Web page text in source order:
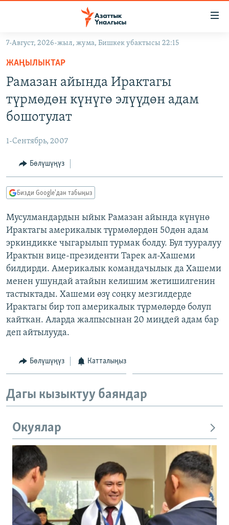
Навигацияга
өтүңүз
Издөөгө
салыңыз
МАДАНИЯТ
УКРАИНА
ТВ ПРОГРАММАЛАР
БҮГҮН АЗАТТЫКТА
ДАНИСТЕ
АЗАТТЫК+
ЫҢГАЙСЫЗ СУРООЛОР
ПОДКАСТ
ОНЛАЙН ШЕРИНЕ
ЭЕ/АРнун бардык сайттары
7-Август, 2026-жыл, жума, Бишкек убактысы 22:15
ЖАҢЫЛЫКТАР
Рамазан айында Ирактагы
түрмөдөн күнүгө элүүдөн адам
бошотулат
1-Сентябрь, 2007
Бөлүшүңүз
Бизди Google'дан табыңыз
Мусулмандардын ыйык Рамазан айында күнүнө
Ирактагы америкалык түрмөлөрдөн 50дөн адам
эркиндикке чыгарылып турмак болду. Бул тууралуу
Ирактын вице-президенти Тарек ал-Хашеми
билдирди. Америкалык командачылык да Хашеми
менен ушундай атайын келишим жетишилгенин
тастыктады. Хашеми өзү соңку мезгилдерде
Ирактагы бир топ америкалык түрмөлөрдө болуп
кайткан. Аларда жалпысынан 20 миңдей адам бар
деп айтылууда.
Бөлүшүңүз Катталыңыз
Дагы кызыктуу баяндар
Окуялар